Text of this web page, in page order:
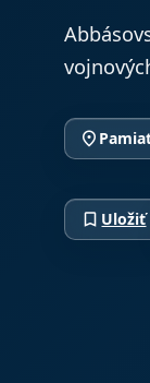
place
bookmark_border Uložiť